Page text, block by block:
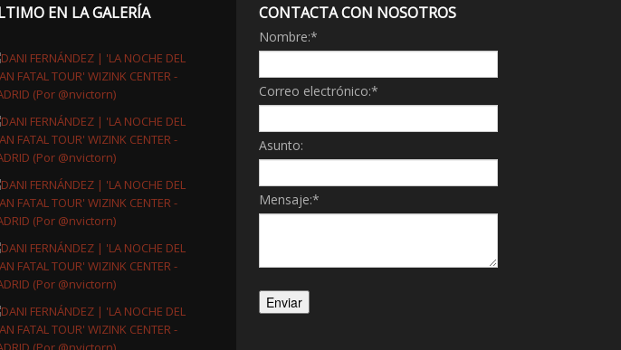
EN LA GALERÍA CONTACTA CON NOSOTROS
Nombre:*
Correo electrónico:*
Asunto:
Mensaje:*